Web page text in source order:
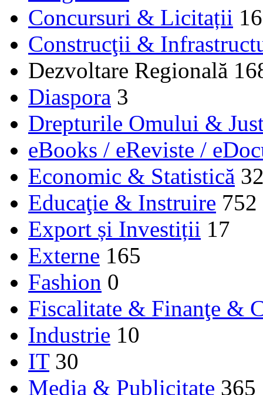
Concursuri & Licitații 16
Construcţii &
Dezvoltare Regională
Diaspora 3
Drepturile Omului &
eBooks / eReviste /
Economic & Statistică
Educaţie & Instruire 752
Export și Investiții 17
Externe 165
Fashion 0
Fiscalitate & Finanţe &
Industrie 10
IT 30
Media & Publicitate 365